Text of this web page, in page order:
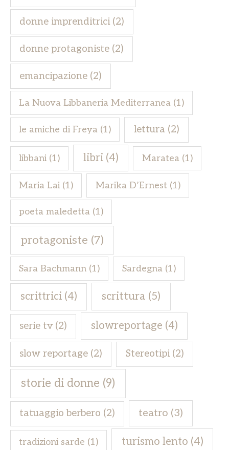
donne imprenditrici (2)
donne protagoniste (2)
emancipazione (2)
La Nuova Libbaneria Mediterranea (1)
le amiche di Freya (1) lettura (2)
libbani (1) libri(4) Maratea(1)
Maria Lai (1) Marika D’Ernest (1)
poeta maledetta (1)
protagoniste (7)
Sara Bachmann (1) Sardegna(1)
scrittrici(4) scrittura (5)
serie tv (2) slowreportage (4)
slow reportage (2) Stereotipi(2)
storie di donne (9)
tatuaggio berbero (2) teatro (3)
tradizioni sarde (1) turismo lento (4)